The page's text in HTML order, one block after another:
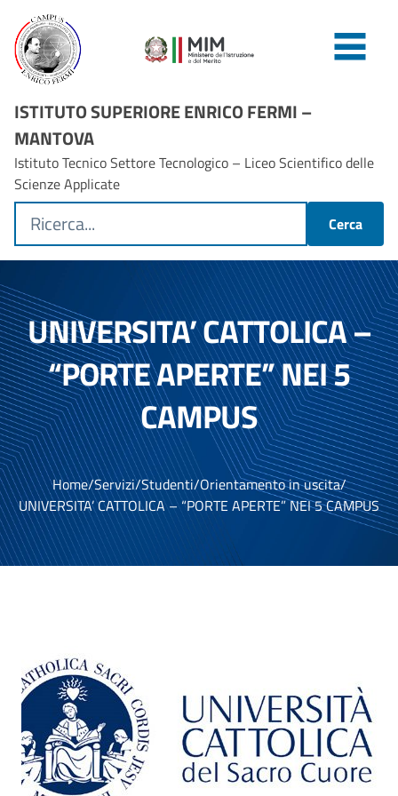
ISTITUTO SUPERIORE ENRICO FERMI –
MANTOVA
Istituto Tecnico Settore Tecnologico – Liceo Scientifico delle
Scienze Applicate
Cerca
UNIVERSITA’ CATTOLICA –
“PORTE APERTE” NEI 5
CAMPUS
Home/Servizi/Studenti/Orientamento in uscita/
UNIVERSITA’ CATTOLICA – “PORTE APERTE” NEI 5 CAMPUS